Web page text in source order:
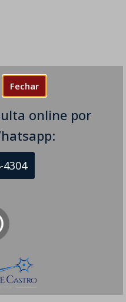
Fechar
online por
4304